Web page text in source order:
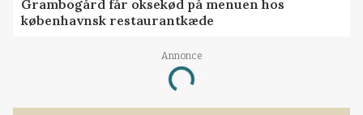
Grambogård får oksekød på menuen hos
københavnsk restaurantkæde
Annonce
Loading...